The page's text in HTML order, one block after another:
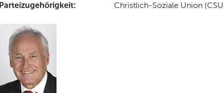
Christlich-Soziale Union